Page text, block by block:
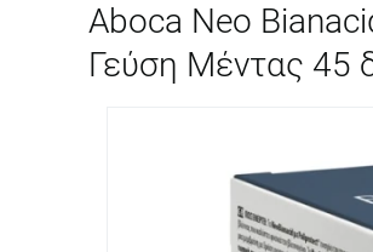
Aboca Neo
Γεύση Μέντας 45